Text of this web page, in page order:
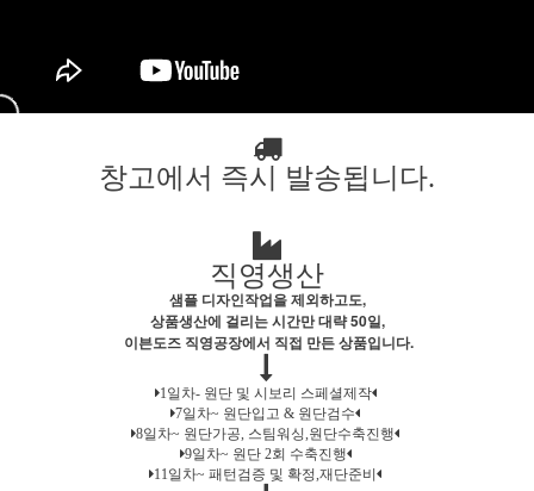
창고에서 즉시 발송됩니다.
직영생산
샘플 디자인작업을 제외하고도,
상품생산에 걸리는 시간만 대략 50일,
이븐도즈 직영공장에서 직접 만든 상품입니다.
1일차- 원단 및 시보리 스페셜제작
7일차~ 원단입고 & 원단검수
8일차~ 원단가공, 스팀워싱,원단수축진행
9일차~ 원단 2회 수축진행
11일차~ 패턴검증 및 확정,재단준비